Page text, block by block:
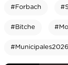
#Forbach
#Bitche
#Municipales2026